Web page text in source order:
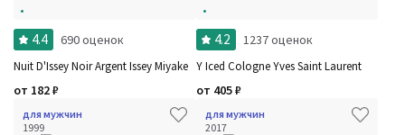
4.4 690 оценок
Nuit D'Issey Noir Argent Issey Miyake
от 182₽
4.2 1237 оценок
Y Iced Cologne Yves Saint Laurent
от 405₽
для мужчин
1999
для мужчин
2017